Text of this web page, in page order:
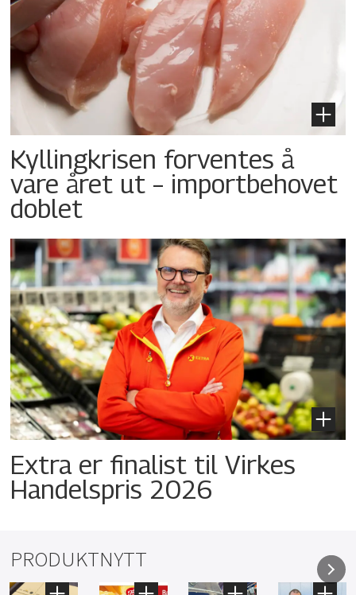
Kyllingkrisen forventes å
vare året ut – importbehovet
doblet
Extra er finalist til Virkes
Handelspris 2026
PRODUKTNYTT